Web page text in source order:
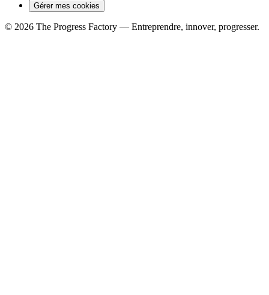
Gérer mes cookies
© 2026 The Progress Factory — Entreprendre, innover, progresser.